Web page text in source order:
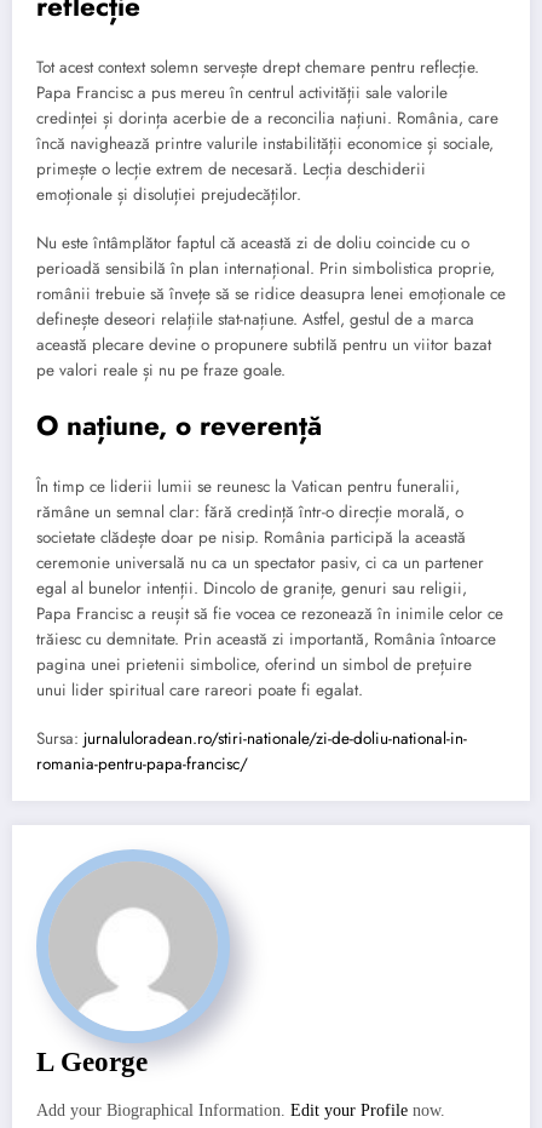
Tot acest context solemn servește drept chemare pentru reflecție.
Papa Francisc a pus mereu în centrul activității sale valorile
credinței și dorința acerbie de a reconcilia națiuni. România, care
încă navighează printre valurile instabilității economice și sociale,
primește o lecție extrem de necesară. Lecția deschiderii
emoționale și disoluției prejudecăților.
Nu este întâmplător faptul că această zi de doliu coincide cu o
perioadă sensibilă în plan internațional. Prin simbolistica proprie,
românii trebuie să învețe să se ridice deasupra lenei emoționale ce
definește deseori relațiile stat-națiune. Astfel, gestul de a marca
această plecare devine o propunere subtilă pentru un viitor bazat
pe valori reale și nu pe fraze goale.
O națiune, o reverență
În timp ce liderii lumii se reunesc la Vatican pentru funeralii,
rămâne un semnal clar: fără credință într-o direcție morală, o
societate clădește doar pe nisip. România participă la această
ceremonie universală nu ca un spectator pasiv, ci ca un partener
egal al bunelor intenții. Dincolo de granițe, genuri sau religii,
Papa Francisc a reușit să fie vocea ce rezonează în inimile celor ce
trăiesc cu demnitate. Prin această zi importantă, România întoarce
pagina unei prietenii simbolice, oferind un simbol de prețuire
unui lider spiritual care rareori poate fi egalat.
Sursa: jurnaluloradean.ro/stiri-nationale/zi-de-doliu-national-in-
romania-pentru-papa-francisc/
L George
Add your Biographical Information. Edit your Profile now.